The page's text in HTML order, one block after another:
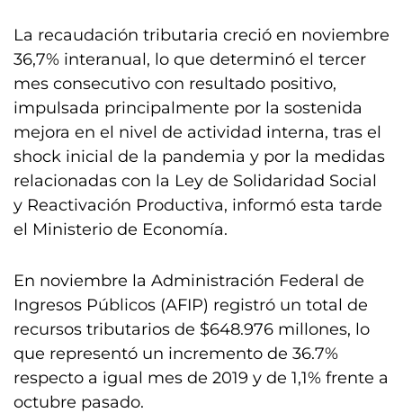
La recaudación tributaria creció en noviembre
36,7% interanual, lo que determinó el tercer
mes consecutivo con resultado positivo,
impulsada principalmente por la sostenida
mejora en el nivel de actividad interna, tras el
shock inicial de la pandemia y por la medidas
relacionadas con la Ley de Solidaridad Social
y Reactivación Productiva, informó esta tarde
el Ministerio de Economía.
En noviembre la Administración Federal de
Ingresos Públicos (AFIP) registró un total de
recursos tributarios de $648.976 millones, lo
que representó un incremento de 36.7%
respecto a igual mes de 2019 y de 1,1% frente a
octubre pasado.